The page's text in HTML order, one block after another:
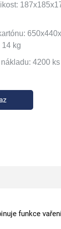
14 kg
4200
funkce